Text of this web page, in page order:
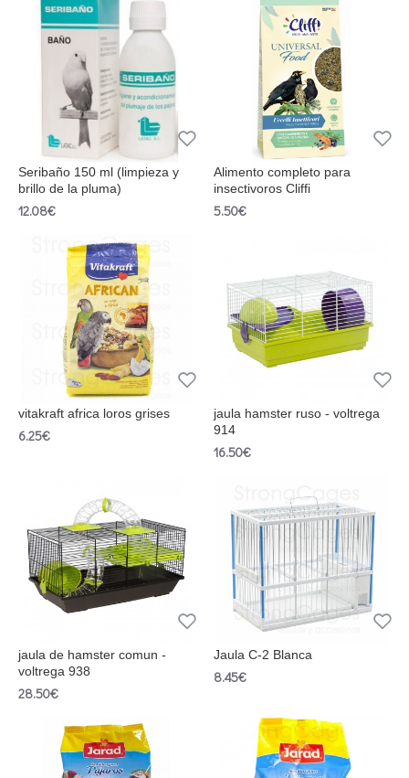
Seribaño 150 ml (limpieza y
brillo de la pluma)
12.08€
Alimento completo para
insectivoros Cliffi
5.50€
vitakraft africa loros grises
6.25€
jaula hamster ruso - voltrega
914
16.50€
jaula de hamster comun -
voltrega 938
28.50€
Jaula C-2 Blanca
8.45€